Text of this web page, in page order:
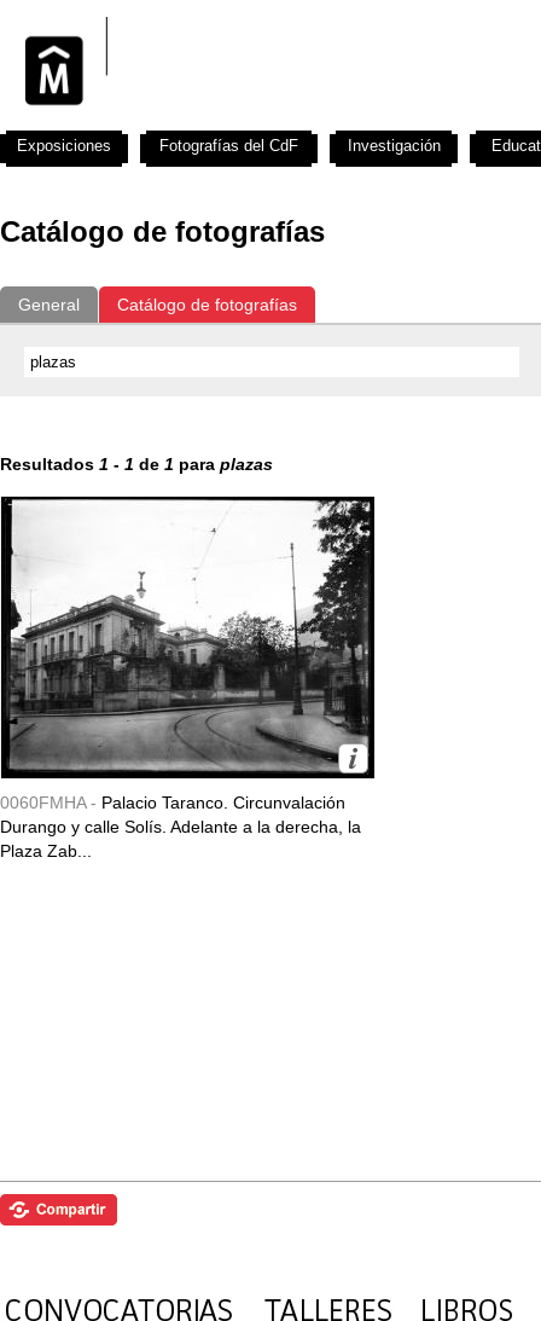
Catálogo de fotografías
General Catálogo de fotografías
Resultados 1 - 1 de 1 para plazas
0060FMHA - Palacio Taranco. Circunvalación
Durango y calle Solís. Adelante a la derecha, la
Plaza Zab...
Exposiciones Fotografías del CdF Investigación